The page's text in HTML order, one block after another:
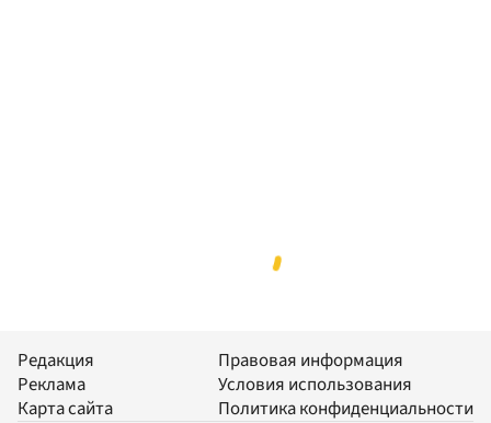
Редакция
Реклама
Карта сайта
Правовая информация
Условия использования
Политика конфиденциальности